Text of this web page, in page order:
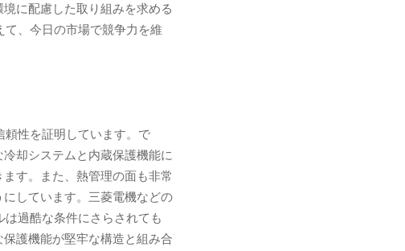
に配慮した取り組みを求める
て、今日の市場で競争力を維
頼性を証明しています。で
却システムと内蔵保護機能に
す。また、熱管理の面も非常
しています。三菱電機などの
過酷な条件にさらされても
護機能が堅牢な構造と組み合